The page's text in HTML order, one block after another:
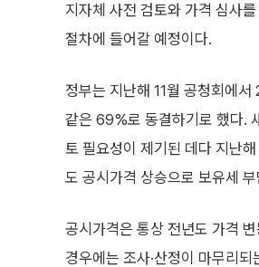
지자체 사전 검토와 가격 심사
절차에 들어갈 예정이다.
정부는 지난해 11월 공청회에
같은 69%로 동결하기로 했다.
토 필요성이 제기된 데다 지난
도 공시가격 상승으로 보유세
공시가격은 통상 전년도 가격
경우에는 조사·산정이 마무리